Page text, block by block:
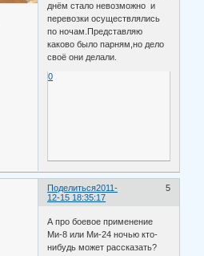
днём стало невозможно и
перевозки осуществлялись
по ночам.Представляю
каково было парням,но дело
своё они делали.
0
Поделиться 5
2011-
12-15 18:35:17
А про боевое применение
Ми-8 или Ми-24 ночью кто-
нибудь может рассказать?